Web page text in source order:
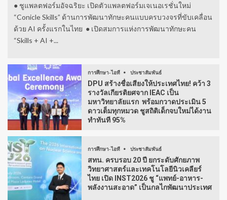
● ชูแพลตฟอร์มอัจฉริยะ เปิดตัวแพลตฟอร์มเจเนอเรชั่นใหม่
“Conicle Skills” ด้านการพัฒนาทักษะคนแบบครบวงจรที่ขับเคลื่อน
ด้วย AI ครั้งแรกในไทย ● เปิดสมการแห่งการพัฒนาทักษะคน
“Skills + AI +...
การศึกษา-ไอที ประชาสัมพันธ์
DPU สร้างชื่อเสียงให้ประเทศไทย! คว้า 3
รางวัลเกียรติยศจาก IEAC เป็น
มหาวิทยาลัยแรก พร้อมกวาดประเมิน 5
ดาวเต็มทุกหมวด ชูสถิติเด็กจบใหม่ได้งาน
ทำทันที 95%
การศึกษา-ไอที ประชาสัมพันธ์
สทน. ครบรอบ 20 ปี ยกระดับศักยภาพ
วิทยาศาสตร์และเทคโนโลยีนิวเคลียร์
ไทย เปิด INST2026 ชู “แพทย์-อาหาร-
พลังงานสะอาด” เป็นกลไกพัฒนาประเทศ